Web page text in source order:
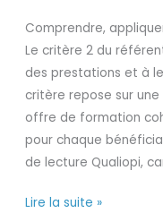
Comprendre,
Le critère 2 du
des prestations et à
critère repose sur
offre de formation
pour chaque
de lecture Qualiopi,
Objectif
et
adaptation
des
prestations
Lire la suite »